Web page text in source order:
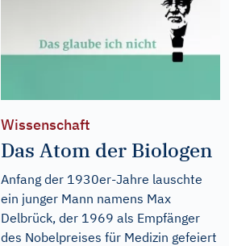
Wissenschaft
Das Atom der Biologen
Anfang der 1930er-Jahre lauschte
ein junger Mann namens Max
Delbrück, der 1969 als Empfänger
des Nobelpreises für Medizin gefeiert